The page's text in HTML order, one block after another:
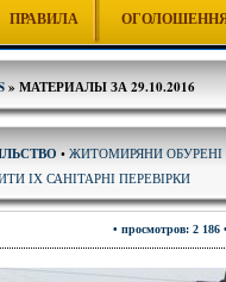
ПРАВИЛА
» МАТЕРИАЛЫ ЗА 29.10.2016
• ЖИТОМИРЯНИ
ІХ САНІТАРНІ ПЕРЕВІРКИ
• просмотров: 2 186 •